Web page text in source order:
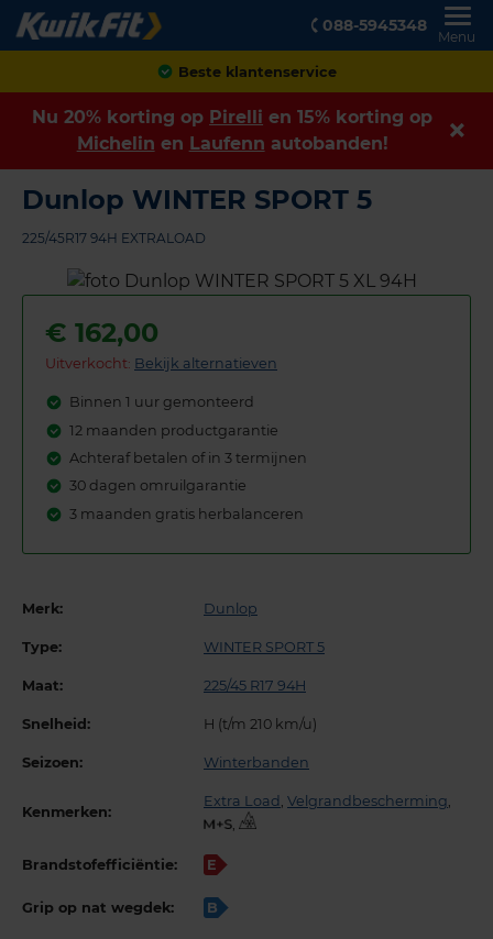
088-5945348
Menu
Achteraf betalen
Nu 20% korting op Pirelli en 15% korting op
Michelin en Laufenn autobanden!
Dunlop WINTER SPORT 5
225/45R17 94H EXTRALOAD
€ 162,00
Uitverkocht: Bekijk alternatieven
Binnen 1 uur gemonteerd
12 maanden productgarantie
Achteraf betalen of in 3 termijnen
30 dagen omruilgarantie
3 maanden gratis herbalanceren
Merk: Dunlop
Type: WINTER SPORT 5
Maat: 225/45 R17 94H
Snelheid: H (t/m 210 km/u)
Seizoen: Winterbanden
Kenmerken:
Extra Load , Velgrandbescherming,
,
Brandstofefficiëntie: E
Grip op nat wegdek: B